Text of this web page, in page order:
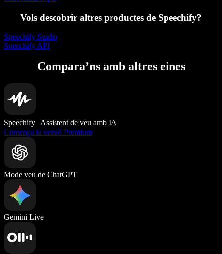
Vols descobrir altres productes de Speechify?
Speechify Studio
Speechify API
Compara’ns amb altres eines
Speechify Assistent de veu amb IA
Comença la versió Premium
Mode veu de ChatGPT
Gemini Live